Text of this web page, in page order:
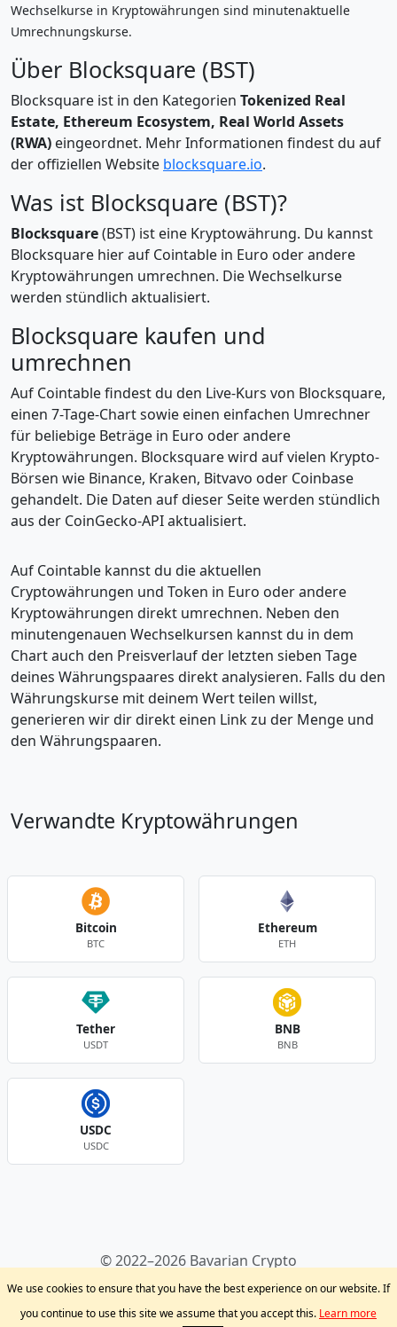
Wechselkurse in Kryptowährungen sind minutenaktuelle
Umrechnungskurse.
Über Blocksquare (BST)
Blocksquare ist in den Kategorien Tokenized Real
Estate, Ethereum Ecosystem, Real World Assets
(RWA) eingeordnet. Mehr Informationen findest du auf
der offiziellen Website blocksquare.io.
Was ist Blocksquare (BST)?
Blocksquare(BST) ist eine Kryptowährung. Du kannst
Blocksquare hier auf Cointable in Euro oder andere
Kryptowährungen umrechnen. Die Wechselkurse
werden stündlich aktualisiert.
Blocksquare kaufen und
umrechnen
Auf Cointable findest du den Live-Kurs von Blocksquare,
einen 7-Tage-Chart sowie einen einfachen Umrechner
für beliebige Beträge in Euro oder andere
Kryptowährungen. Blocksquare wird auf vielen Krypto-
Börsen wie Binance, Kraken, Bitvavo oder Coinbase
gehandelt. Die Daten auf dieser Seite werden stündlich
aus der CoinGecko-API aktualisiert.
Auf Cointable kannst du die aktuellen
Cryptowährungen und Token in Euro oder andere
Kryptowährungen direkt umrechnen. Neben den
minutengenauen Wechselkursen kannst du in dem
Chart auch den Preisverlauf der letzten sieben Tage
deines Währungspaares direkt analysieren. Falls du den
Währungskurse mit deinem Wert teilen willst,
generieren wir dir direkt einen Link zu der Menge und
den Währungspaaren.
Verwandte Kryptowährungen
Bitcoin
BTC
Ethereum
ETH
Tether
USDT
BNB
BNB
USDC
USDC
© 2022–2026 Bavarian Crypto
Kryptowährungen
Privacy Policy
Disclaimer
Krypto Blog
Support
We use cookies to ensure that you have the best experience on our website. If
you continue to use this site we assume that you accept this. Learn more